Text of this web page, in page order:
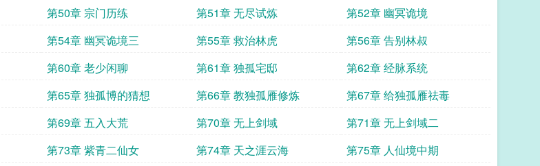
第50章 宗门历练 第51章 无尽试炼
第52章 幽冥诡境
第54章 幽冥诡境三 第55章 救治林虎
第56章 告别林叔
第60章 老少闲聊 第61章 独孤宅邸
第62章 经脉系统
第65章 独孤博的猜想 第66章 教独孤雁修炼
第67章 给独孤雁祛毒
第69章 五入大荒 第70章 无上剑域
第71章 无上剑域二
第73章 紫青二仙女 第74章 天之涯云海
第75章 人仙境中期